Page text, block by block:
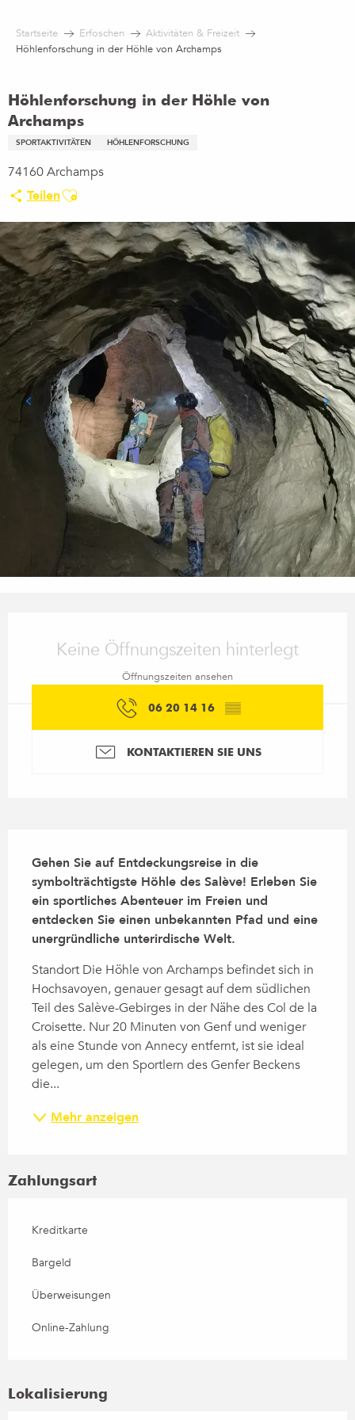
contenu
Startseite Erfoschen
Aktivitäten & Freizeit
Höhlenforschung in der Höhle von Archamps
Höhlenforschung in der Höhle von
Archamps
SPORTAKTIVITÄTEN HÖHLENFORSCHUNG
74160 Archamps
TeilenAjouter aux favoris
Keine Öffnungszeiten hinterlegt
Öffnungszeiten ansehen
06 20 14 16 ▒▒
KONTAKTIEREN SIE UNS
Gehen Sie auf Entdeckungsreise in die
symbolträchtigste Höhle des Salève! Erleben Sie
ein sportliches Abenteuer im Freien und
entdecken Sie einen unbekannten Pfad und eine
unergründliche unterirdische Welt.
Standort Die Höhle von Archamps befindet sich in
Hochsavoyen, genauer gesagt auf dem südlichen
Teil des Salève-Gebirges in der Nähe des Col de la
Croisette. Nur 20 Minuten von Genf und weniger
als eine Stunde von Annecy entfernt, ist sie ideal
gelegen, um den Sportlern des Genfer Beckens
die...
Mehr anzeigen
Zahlungsart
Kreditkarte
Bargeld
Überweisungen
Online-Zahlung
Lokalisierung